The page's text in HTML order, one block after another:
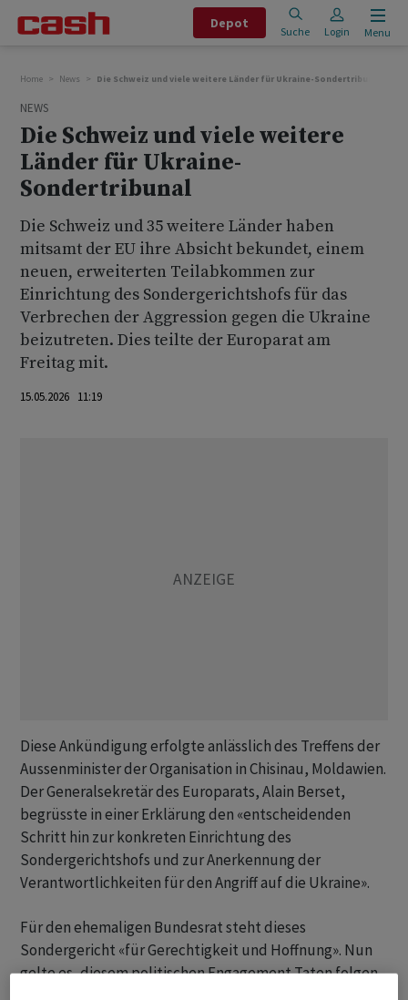
Depot
Suche Login Menu
Home News Die Schweiz und viele weitere Länder für Ukraine-Sondertribunal
NEWS
Die Schweiz und viele weitere
Länder für Ukraine-
Sondertribunal
Die Schweiz und 35 weitere Länder haben
mitsamt der EU ihre Absicht bekundet, einem
neuen, erweiterten Teilabkommen zur
Einrichtung des Sondergerichtshofs für das
Verbrechen der Aggression gegen die Ukraine
beizutreten. Dies teilte der Europarat am
Freitag mit.
15.05.2026 11:19
Diese Ankündigung erfolgte anlässlich des Treffens der
Aussenminister der Organisation in Chisinau, Moldawien.
Der Generalsekretär des Europarats, Alain Berset,
begrüsste in einer Erklärung den «entscheidenden
Schritt hin zur konkreten Einrichtung des
Sondergerichtshofs und zur Anerkennung der
Verantwortlichkeiten für den Angriff auf die Ukraine».
Für den ehemaligen Bundesrat steht dieses
Sondergericht «für Gerechtigkeit und Hoffnung». Nun
gelte es, diesem politischen Engagement Taten folgen